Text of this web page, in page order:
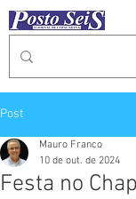
Post
Festa no
Mauro Franco
10 de out. de 2024